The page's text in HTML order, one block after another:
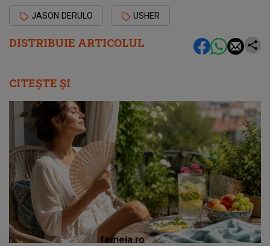
DISTRIBUIE ARTICOLUL
JASON DERULO USHER
CITEȘTE ȘI
femeia.ro